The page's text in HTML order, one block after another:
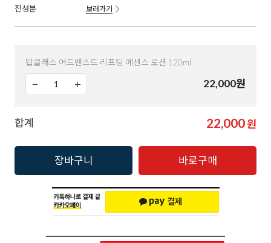
전성분 보러가기
탑클래스 어드밴스드 리프팅 에센스 로션 120ml
22,000원
합계 22,000원
장바구니 바로구매